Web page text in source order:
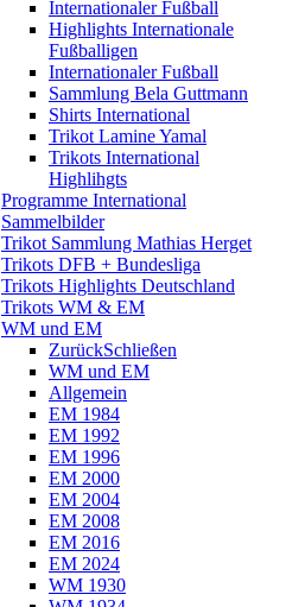
Internationaler Fußball
Highlights Internationale
Fußballigen
Internationaler Fußball
Sammlung Bela Guttmann
Shirts International
Trikot Lamine Yamal
Trikots International
Highlihgts
Programme International
Sammelbilder
Trikot Sammlung Mathias Herget
Trikots DFB + Bundesliga
Trikots Highlights Deutschland
Trikots WM & EM
WM und EM
ZurückSchließen
WM und EM
Allgemein
EM 1984
EM 1992
EM 1996
EM 2000
EM 2004
EM 2008
EM 2016
EM 2024
WM 1930